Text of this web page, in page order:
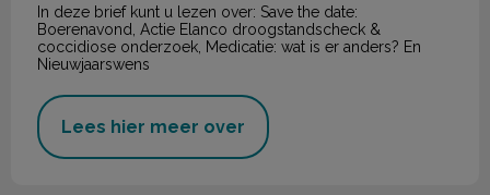
In deze brief kunt u lezen over: Save the date:
Boerenavond, Actie Elanco droogstandscheck &
coccidiose onderzoek, Medicatie: wat is er anders? En
Nieuwjaarswens
Lees hier meer over